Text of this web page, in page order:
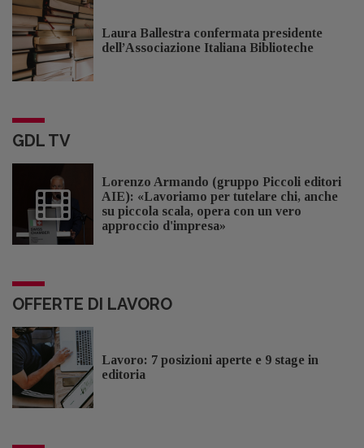
Laura Ballestra confermata presidente
dell’Associazione Italiana Biblioteche
GDL TV
Lorenzo Armando (gruppo Piccoli editori
AIE): «Lavoriamo per tutelare chi, anche
su piccola scala, opera con un vero
approccio d'impresa»
OFFERTE DI LAVORO
Lavoro: 7 posizioni aperte e 9 stage in
editoria